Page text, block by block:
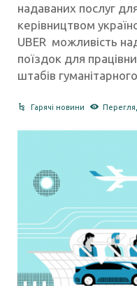
надаваних послуг
керівництвом
UBER можливість
поїздок для
штабів
Гарячі новини